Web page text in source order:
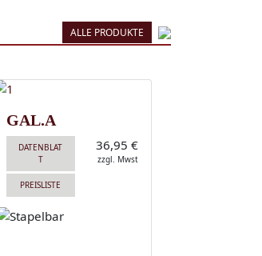
ALLE PRODUKTE
GAL.A
DATENBLAT
T
PREISLISTE
36,95 €
zzgl. Mwst